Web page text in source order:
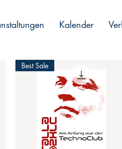
Kalender
Best Sale